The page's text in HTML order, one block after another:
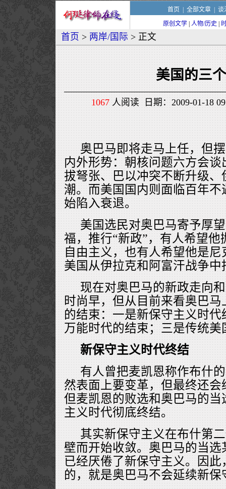
首页 全部文章| 谈
原创文学 人物/历史
首页 > 两岸/国际 > 正文
美国的三
1067人阅读 日期：2009-01-18
奥巴马即将走马上任，但
内外形势：朝核问题六方会
拔弩张、巴以冲突不断升级
潮。而美国国内则面临百年
始陷入衰退。
美国选民对奥巴马寄予厚
福，推行“新政”，有人希望
自由主义，也有人希望他是
美国从伊拉克和阿富汗战争中
现在对奥巴马的新政走向
时尚早，但从目前来看奥巴
的结束：一是新保守主义时
万能时代的结束；三是传统美
新保守主义时代终结
有人曾把麦凯恩称作布什
然表面上要变革，但最终还
但麦凯恩的败选和奥巴马的
主义时代彻底终结。
其实新保守主义在布什第
壁而开始收敛。奥巴马的当
已经厌倦了新保守主义。因
的，就是奥巴马不会延续新保